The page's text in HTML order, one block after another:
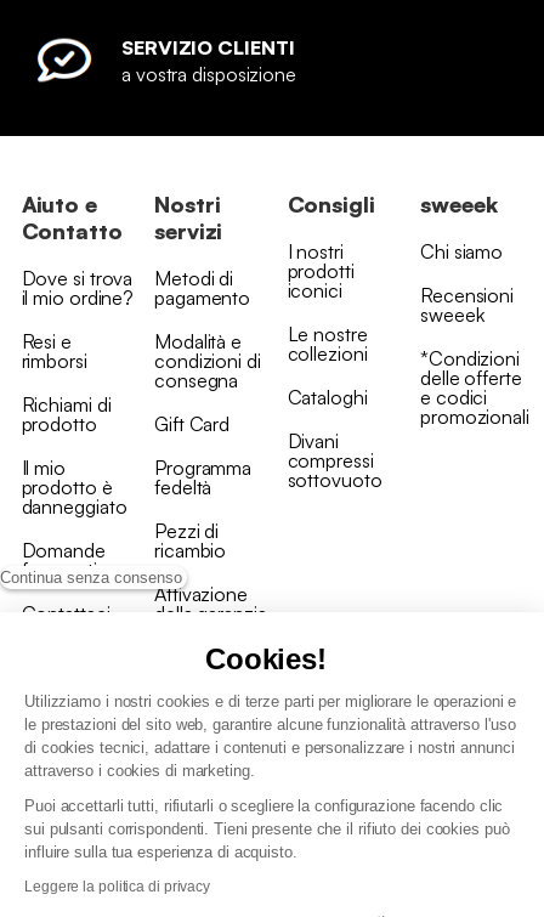
Continua senza consenso
Cookies!
Utilizziamo i nostri cookies e di terze parti per migliorare le operazioni e
le prestazioni del sito web, garantire alcune funzionalità attraverso l'uso
di cookies tecnici, adattare i contenuti e personalizzare i nostri annunci
attraverso i cookies di marketing.
Puoi accettarli tutti, rifiutarli o scegliere la configurazione facendo clic
sui pulsanti corrispondenti. Tieni presente che il rifiuto dei cookies può
influire sulla tua esperienza di acquisto.
Leggere la politica di privacy
SERVIZIO CLIENTI
a vostra disposizione
Aiuto e
Contatto
Dove si trova
il mio ordine?
Resi e
rimborsi
Richiami di
prodotto
Il mio
prodotto è
danneggiato
Domande
frequenti
Contattaci
Nostri
servizi
Metodi di
pagamento
Modalità e
condizioni di
consegna
Gift Card
Programma
fedeltà
Pezzi di
ricambio
Attivazione
della garanzia
Consigli
I nostri
prodotti
iconici
Le nostre
collezioni
Cataloghi
Divani
compressi
sottovuoto
sweeek
Chi siamo
Recensioni
sweeek
*Condizioni
delle offerte
e codici
promozionali
Condizioni generali vendita
Politica di gestione dei dati personali e dei cookie
Condizioni generali di vendita per clienti professionali
Dichiarazione di accessibilità